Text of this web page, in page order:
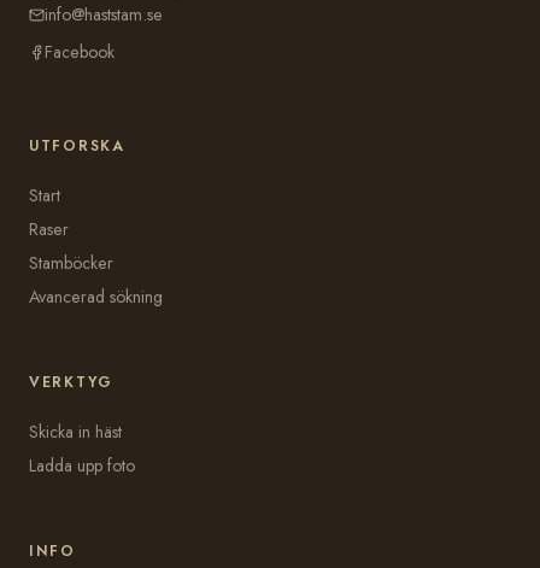
info@haststam.se
Facebook
UTFORSKA
Start
Raser
Stamböcker
Avancerad sökning
VERKTYG
Skicka in häst
Ladda upp foto
INFO